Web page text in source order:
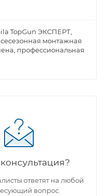
TopGun ЭКСПЕРТ,
монтажная
профессиональная
ответят на любой
вопрос